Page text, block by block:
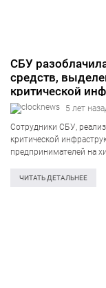
СБУ
средств,
критической
5 лет
Сотрудники СБУ,
критической
предпринимателей на
масштаба. Об этом
ЧИТАТЬ ДЕТАЛЬНЕЕ